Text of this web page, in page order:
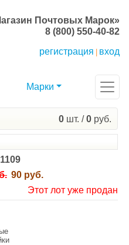
Почтовых Марок»
8 (800) 550-40-82
регистрация
вход
Марки
0 шт. /0 руб.
90 руб.
Этот лот уже продан